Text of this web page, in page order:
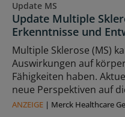
Update MS
Update Multiple
Erkenntnisse und
Multiple Sklerose (MS)
Auswirkungen auf
Fähigkeiten haben.
neue Perspektiven auf
ANZEIGE | Merck Healthcare